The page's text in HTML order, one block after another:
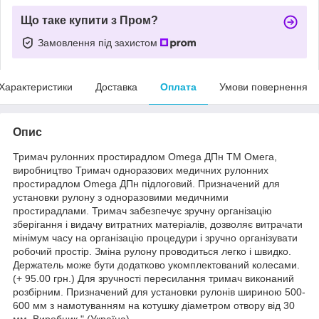
Що таке купити з Пром?
Замовлення під захистом
Доставка Оплата Умови повернення
Опис
Тримач рулонних простирадлом Omega ДПн ТМ Омега,
виробництво Тримач одноразових медичних рулонних
простирадлом Omega ДПн підлоговий. Призначений для
установки рулону з одноразовими медичними
простирадлами. Тримач забезпечує зручну організацію
зберігання і видачу витратних матеріалів, дозволяє витрачати
мінімум часу на організацію процедури і зручно організувати
робочий простір. Зміна рулону проводиться легко і швидко.
Держатель може бути додатково укомплектований колесами.
(+ 95.00 грн.) Для зручності пересилання тримач виконаний
розбірним. Призначений для установки рулонів шириною 500-
600 мм з намотуванням на котушку діаметром отвору від 30